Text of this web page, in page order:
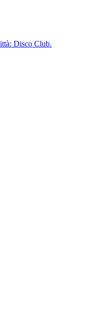
Disco Club.